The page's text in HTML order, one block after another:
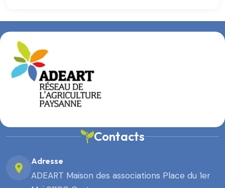
Contacts
Adresse
ADEART Maison des associations Place du 1er